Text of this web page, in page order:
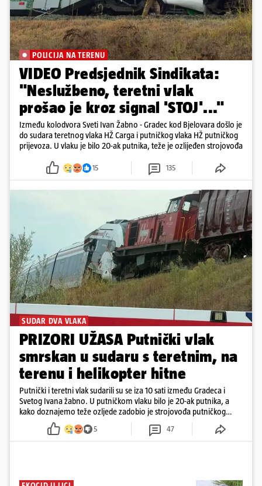
POLICIJA NA TERENU
VIDEO Predsjednik Sindikata:
"Neslužbeno, teretni vlak
prošao je kroz signal 'STOJ'..."
Između kolodvora Sveti Ivan Žabno - Gradec kod Bjelovara došlo je
do sudara teretnog vlaka HŽ Carga i putničkog vlaka HŽ putničkog
prijevoza. U vlaku je bilo 20-ak putnika, teže je ozlijeđen strojovođa
15 135
SUDAR DVA VLAKA
PRIZORI UŽASA Putnički vlak
smrskan u sudaru s teretnim, na
terenu i helikopter hitne
Putnički i teretni vlak sudarili su se iza 10 sati između Gradeca i
Svetog Ivana žabno. U putničkom vlaku bilo je 20-ak putnika, a
kako doznajemo teže ozljede zadobio je strojovođa putničkog
vlaka. Zatvoren je promet, a fotoreporteri Prigorskog objavili su
prve snimke s mjesta sudara
5 47